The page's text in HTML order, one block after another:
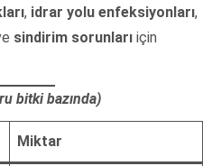
, idrar yolu enfeksiyonları,
sindirim sorunları için
bitki bazında)
Miktar